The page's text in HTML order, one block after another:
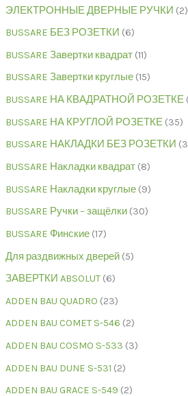
ЭЛЕКТРОННЫЕ ДВЕРНЫЕ РУЧКИ 2
BUSSARE БЕЗ РОЗЕТКИ 6
BUSSARE Завертки квадрат 11
BUSSARE Завертки круглые 15
BUSSARE НА КВАДРАТНОЙ РОЗЕТКЕ
BUSSARE НА КРУГЛОЙ РОЗЕТКЕ 35
BUSSARE НАКЛАДКИ БЕЗ РОЗЕТКИ 3
BUSSARE Накладки квадрат 8
BUSSARE Накладки круглые 9
BUSSARE Ручки – защёлки 30
BUSSARE Финские 17
Для раздвижных дверей 5
ЗАВЕРТКИ ABSOLUT 6
ADDEN BAU QUADRO 23
ADDEN BAU COMET S-546 2
ADDEN BAU COSMO S-533 3
ADDEN BAU DUNE S-531 2
ADDEN BAU GRACE S-549 2